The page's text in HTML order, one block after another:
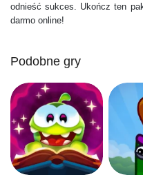
odnieść sukces. Ukończ ten
darmo online!
Podobne gry